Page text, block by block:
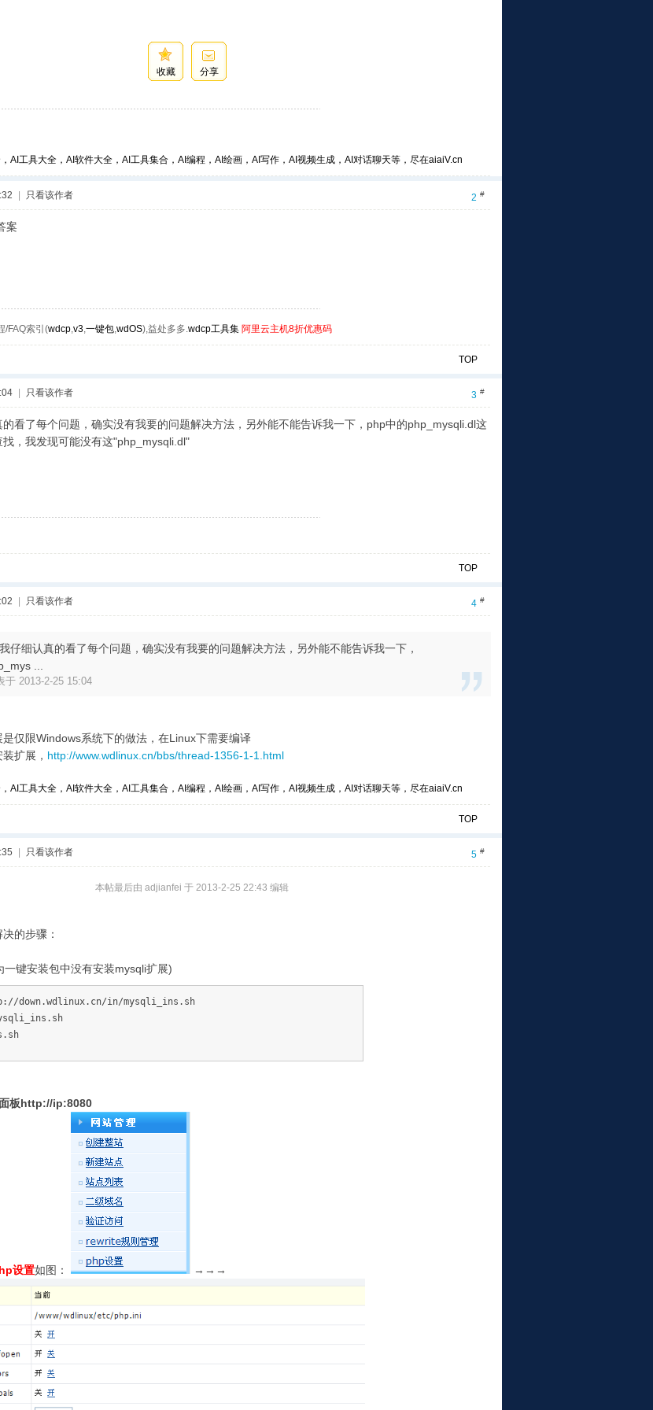
收藏 分享
AI工具大全，AI软件大全，AI工具集合，AI编程，AI绘画，AI写作，AI视频生成，AI对话聊天等，尽在aiaiV.cn
2 #
只看该作者
案
/FAQ索引(wdcp,v3,一键包,wdOS),益处多多.wdcp工具集 阿里云主机8折优惠码
TOP
3 #
只看该作者
看了每个问题，确实没有我要的问题解决方法，另外能不能告诉我一下，php中的php_mysqli.dl这
，我发现可能没有这"php_mysqli.dl"
TOP
4 #
只看该作者
仔细认真的看了每个问题，确实没有我要的问题解决方法，另外能不能告诉我一下，
...
于 2013-2-25 15:04
仅限Windows系统下的做法，在Linux下需要编译
扩展， http://www.wdlinux.cn/bbs/thread-1356-1-1.html
AI工具大全，AI软件大全，AI工具集合，AI编程，AI绘画，AI写作，AI视频生成，AI对话聊天等，尽在aiaiV.cn
TOP
5 #
只看该作者
本帖最后由 adjianfei 于 2013-2-25 22:43 编辑
的步骤：
一键安装包中没有安装mysqli扩展)
down.wdlinux.cn/in/mysqli_ins.sh
板http://ip:8080
设置如图： →→→